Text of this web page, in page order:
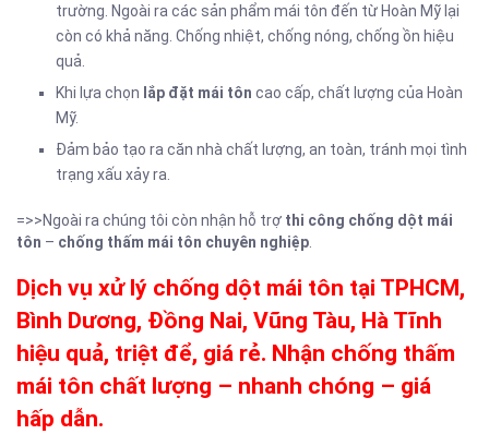
trường. Ngoài ra các sản phẩm mái tôn đến từ Hoàn Mỹ lại
còn có khả năng. Chống nhiệt, chống nóng, chống ồn hiệu
quả.
Khi lựa chọn lắp đặt mái tôn cao cấp, chất lượng của Hoàn
Mỹ.
Đảm bảo tạo ra căn nhà chất lượng, an toàn, tránh mọi tình
trạng xấu xảy ra.
=>>Ngoài ra chúng tôi còn nhận hỗ trợ thi công chống dột mái
tôn – chống thấm mái tôn chuyên nghiệp
Dịch vụ xử lý chống dột mái tôn tại TPHCM,
Bình Dương, Đồng Nai, Vũng Tàu, Hà Tĩnh
hiệu quả, triệt để, giá rẻ. Nhận chống thấm
mái tôn chất lượng – nhanh chóng – giá
hấp dẫn.